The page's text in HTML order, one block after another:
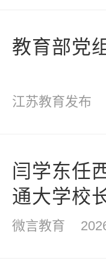
教育部党
江苏教育发布
闫学东任
通大学校
微言教育